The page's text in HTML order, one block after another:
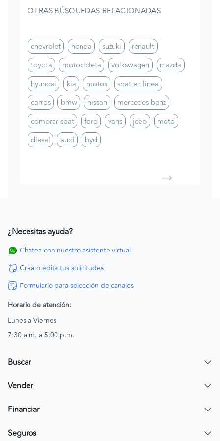
OTRAS BÚSQUEDAS RELACIONADAS
chevrolet honda suzuki
renault
toyota
motocicleta volkswagen
mazda
hyundai
kia motos
soat en linea
carros
bmw nissan
mercedes benz
comprar soat
ford vans jeep
moto
diesel
audi byd
¿Necesitas ayuda?
Chatea con nuestro asistente virtual
Crea o edita tus solicitudes
Formulario para selección de canales
Horario de atención:
Lunes a Viernes
7:30 a.m. a 5:00 p.m.
Buscar
Encuentra un carro
Vender
Publicar mi vehículo
Financiar
Simular crédito
Seguros